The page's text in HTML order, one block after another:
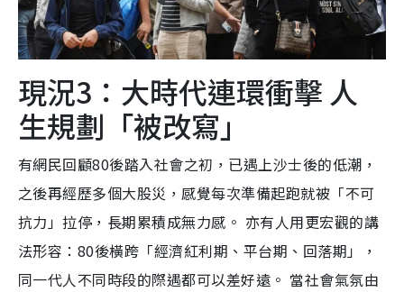
現況3：大時代連環衝擊 人
生規劃「被改寫」
有網民回顧80後踏入社會之初，已遇上沙士後的低潮，
之後再經歷多個大股災，感覺每次準備起跑就被「不可
抗力」拉停，長期累積成無力感。 亦有人用更宏觀的講
法形容：80後橫跨「經濟紅利期、平台期、回落期」，
同一代人不同時段的際遇都可以差好遠。 當社會氣氛由